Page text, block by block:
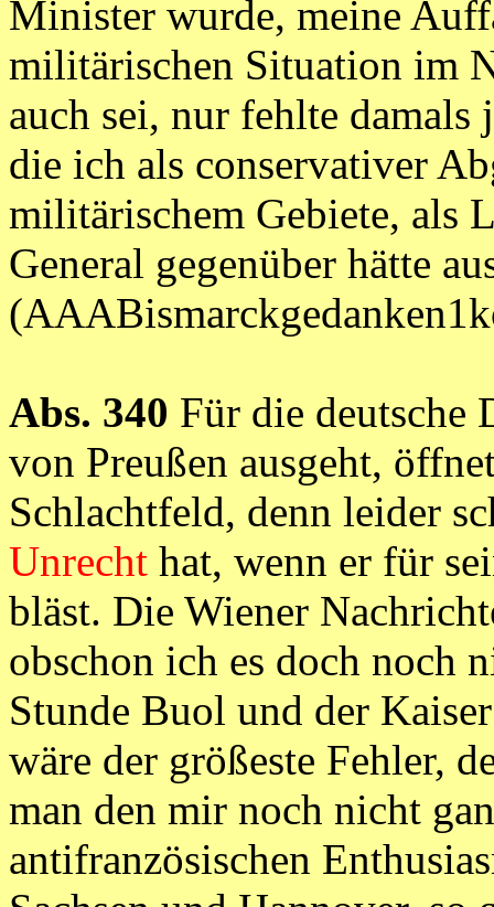
Minister wurde, meine
militärischen Situation im
auch sei, nur fehlte
die ich als conservativer
militärischem Gebiete, als
General gegenüber hätte
Abs. 340 Für die deutsche
von Preußen ausgeht,
Schlachtfeld, denn leider
Unrecht hat, wenn er für
bläst. Die Wiener
obschon ich es doch noch
Stunde Buol und der
wäre der größeste Fehler,
man den mir noch nicht
antifranzösischen